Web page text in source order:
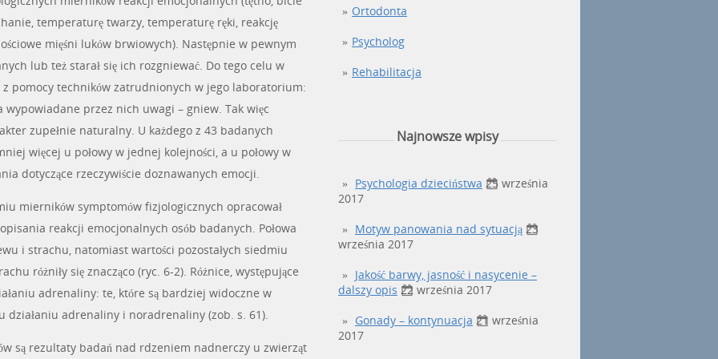
Ortodonta
Psycholog
Rehabilitacja
Najnowsze wpisy
Psychologia dzieciństwa 25 września
2017
Motyw panowania nad sytuacją 23
września 2017
Jakość barwy, jasność i nasycenie –
dalszy opis 22 września 2017
Gonady – kontynuacja 21 września
2017
temperaturę twarzy, temperaturę ręki, reakcję
mięśni luków brwiowych). Następnie w pewnym
lub też starał się ich rozgniewać. Do tego celu w
z pomocy techników zatrudnionych w jego laboratorium:
wypowiadane przez nich uwagi – gniew. Tak więc
zupełnie naturalny. U każdego z 43 badanych
więcej u połowy w jednej kolejności, a u połowy w
dotyczące rzeczywiście doznawanych emocji.
mierników symptomów fizjologicznych opracował
reakcji emocjonalnych osób badanych. Połowa
i strachu, natomiast wartości pozostałych siedmiu
różniły się znacząco (ryc. 6-2). Różnice, występujące
adrenaliny: te, które są bardziej widoczne w
działaniu adrenaliny i noradrenaliny (zob. s. 61).
są rezultaty badań nad rdzeniem nadnerczy u zwierząt